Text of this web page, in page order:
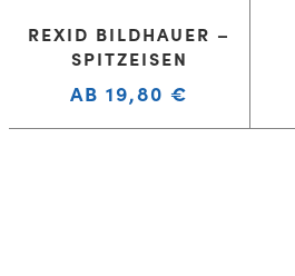
REXID BILDHAUER –
SPITZEISEN
AB 19,80 €